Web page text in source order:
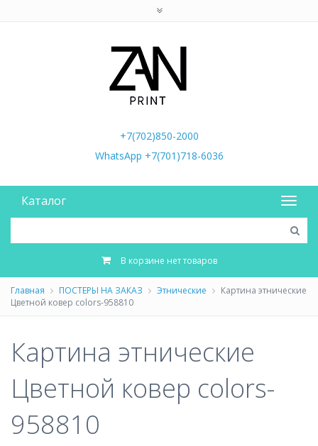
+7(702)850-2000
WhatsApp +7(701)718-6036
Каталог
В корзине нет товаров
Главная ПОСТЕРЫ НА ЗАКАЗ Этнические
Картина этнические
Цветной ковер colors-958810
Картина этнические
Цветной ковер colors-
958810